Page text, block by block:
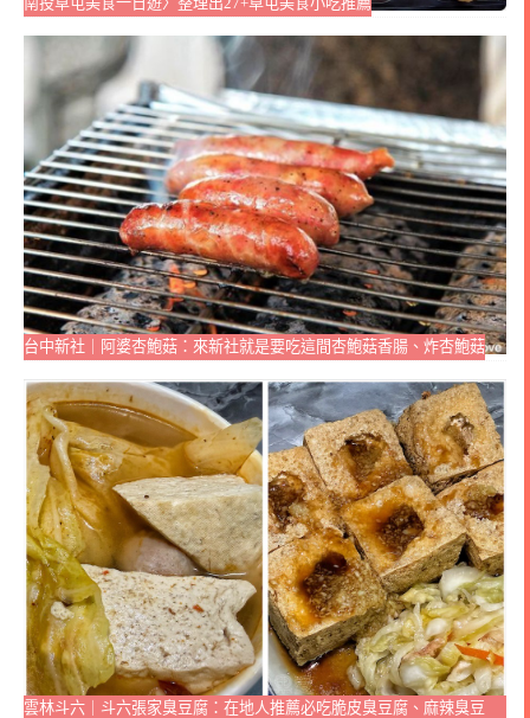
台中新社｜阿婆杏鮑菇：來新社就是要吃這間杏鮑菇香腸、炸杏鮑菇
雲林斗六｜斗六張家臭豆腐：在地人推薦必吃脆皮臭豆腐、麻辣臭豆